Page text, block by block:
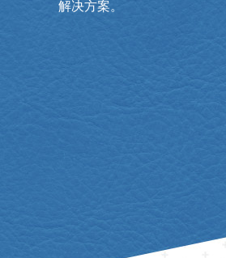
解决方案。